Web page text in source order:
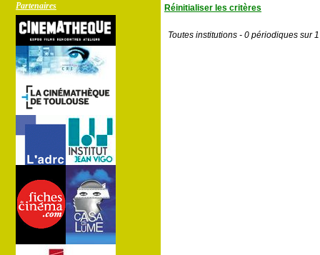
Partenaires
Réinitialiser les critères
Toutes institutions - 0 périodiques sur